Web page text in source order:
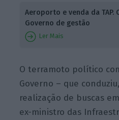
Aeroporto e venda da TAP.
Governo de gestão
Ler Mais
O terramoto político
Governo – que
realização de buscas
ex-ministro das